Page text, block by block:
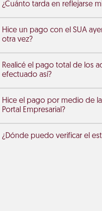
¿Cuánto tarda en reflejarse
Hice un pago con el SUA
otra vez?
Realicé el pago total de los
efectuado así?
Hice el pago por medio de
Portal Empresarial?
¿Dónde puedo verificar el